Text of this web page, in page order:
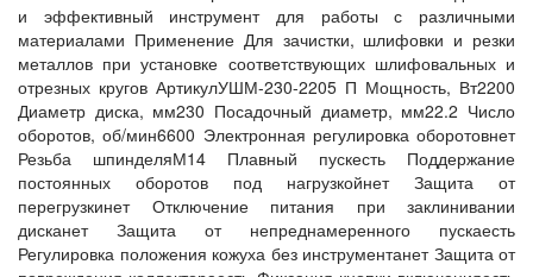
и эффективный инструмент для работы с различными
материалами Применение Для зачистки, шлифовки и резки
металлов при установке соответствующих шлифовальных и
отрезных кругов АртикулУШМ-230-2205 П Мощность, Вт2200
Диаметр диска, мм230 Посадочный диаметр, мм22.2 Число
оборотов, об/мин6600 Электронная регулировка оборотовнет
Резьба шпинделяМ14 Плавный пускесть Поддержание
постоянных оборотов под нагрузкойнет Защита от
перегрузкинет Отключение питания при заклинивании
дисканет Защита от непреднамеренного пускаесть
Регулировка положения кожуха без инструментанет Защита от